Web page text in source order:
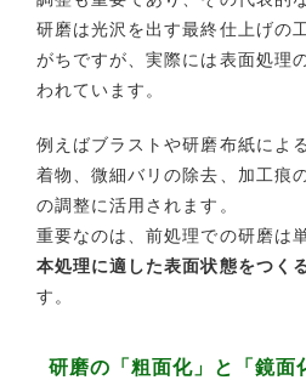
研磨は光沢を出す最終仕上げの
がちですが、実際には表面処理
われています。
例えばブラストや研磨布紙によ
着物、微細バリの除去、加工痕
の調整に活用されます。
重要なのは、前処理での研磨は
本処理に適した表面状態をつく
す。
研磨の「粗面化」と「鏡面